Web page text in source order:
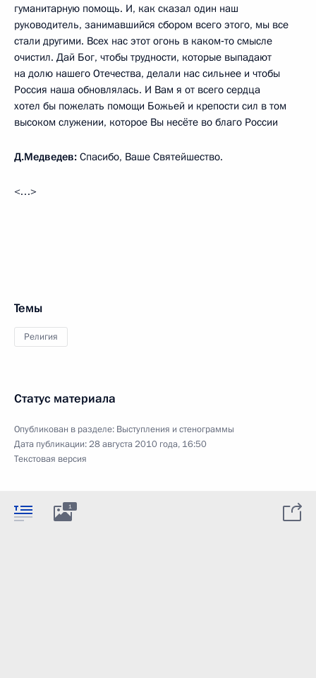
гуманитарную помощь. И, как сказал один наш
руководитель, занимавшийся сбором всего этого, мы все
стали другими. Всех нас этот огонь в каком‑то смысле
очистил. Дай Бог, чтобы трудности, которые выпадают
на долю нашего Отечества, делали нас сильнее и чтобы
Россия наша обновлялась. И Вам я от всего сердца
хотел бы пожелать помощи Божьей и крепости сил в том
высоком служении, которое Вы несёте во благо России
Д.Медведев: Спасибо, Ваше Святейшество.
<…>
Темы
Религия
Статус материала
Опубликован в разделе: Выступления и стенограммы
Дата публикации:28 августа 2010 года, 16:50
Текстовая версия
1